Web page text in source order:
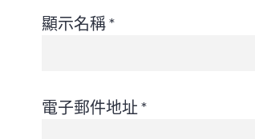
顯示名稱*
電子郵件地址 *